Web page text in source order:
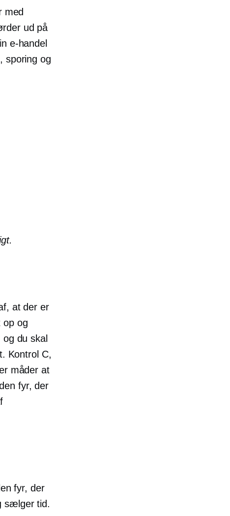
med
ud på
e-handel
sporing og
at der er
op og
og du skal
Kontrol C,
måder at
fyr, der
fyr, der
sælger tid.